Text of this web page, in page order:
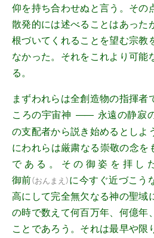
仰を持ち合わせぬと言う。その
散発的には述べることはあった
根づいてくれることを望む宗教
なかった。それをこれより可能
る。
まずわれらは全創造物の指揮者
ころの宇宙神 ―― 永遠の静寂
の支配者から説き始めるとしよ
にわれらは厳粛なる崇敬の念を
である。その御姿を拝し
御前（おんまえ ）に今すぐ近づこう
高にして完全無欠なる神の聖域
の時で数えて何百万年、何億年
ことであろう。それは最早や限